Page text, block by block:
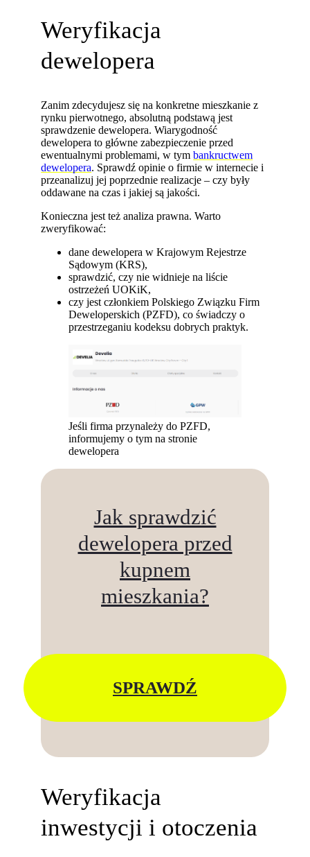
Weryfikacja
dewelopera
Zanim zdecydujesz się na konkretne mieszkanie z
rynku pierwotnego, absolutną podstawą jest
sprawdzenie dewelopera. Wiarygodność
dewelopera to główne zabezpieczenie przed
ewentualnymi problemami, w tymbankructwem
dewelopera. Sprawdź opinie o firmie w internecie i
przeanalizuj jej poprzednie realizacje – czy były
oddawane na czas i jakiej są jakości.
Konieczna jest też analiza prawna. Warto
zweryfikować:
dane dewelopera w Krajowym Rejestrze
Sądowym (KRS),
sprawdzić, czy nie widnieje na liście
ostrzeżeń UOKiK,
czy jest członkiem Polskiego Związku Firm
Deweloperskich (PZFD), co świadczy o
przestrzeganiu kodeksu dobrych praktyk.
Jeśli firma przynależy do PZFD,
informujemy o tym na stronie
dewelopera
Jak sprawdzić
dewelopera przed
kupnem
mieszkania?
SPRAWDŹ
Weryfikacja
inwestycji i otoczenia